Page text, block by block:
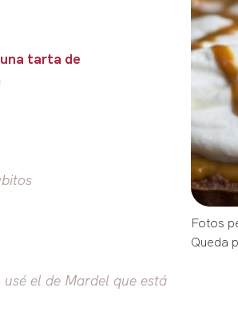
tarta de
el de Mardel que está
Fotos
Queda